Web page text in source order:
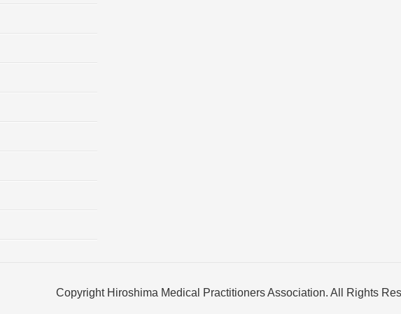
Copyright Hiroshima Medical Practitioners Association. All Rights